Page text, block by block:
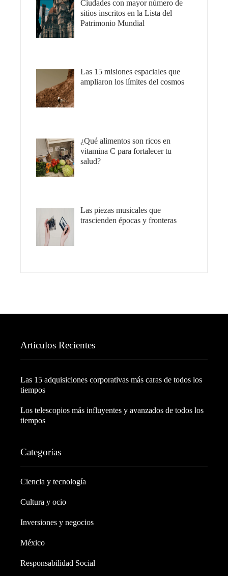
Ciudades con mayor número de
sitios inscritos en la Lista del
Patrimonio Mundial
Las 15 misiones espaciales que
ampliaron los límites del cosmos
¿Qué alimentos son ricos en
vitamina C para fortalecer tu
salud?
Las piezas musicales que
trascienden épocas y fronteras
Artículos Recientes
Las 15 adquisiciones corporativas más caras de todos los
tiempos
Los telescopios más influyentes y avanzados de todos los
tiempos
Categorías
Ciencia y tecnología
Cultura y ocio
Inversiones y negocios
México
Responsabilidad Social